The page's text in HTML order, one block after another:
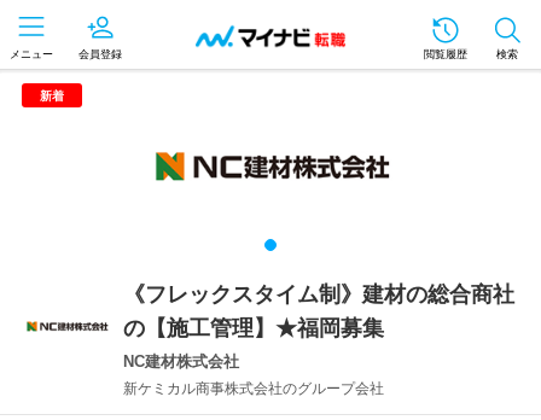
メニュー 会員登録 閲覧履歴 検索
新着
《フレックスタイム制》建材の総合商社
の【施工管理】★福岡募集
NC建材株式会社
新ケミカル商事株式会社のグループ会社